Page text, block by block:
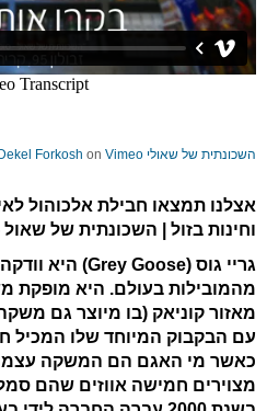
השכונתית של שאולי Forkosh on Vimeo
אצלנו תמצאו חבילת אלכוהול
וחינות בזול | השכונתית של
גריי גוס (Grey Goose) היא
מהמובילות בעולם. היא מופקת מ
מאזור קוניאק (בו מיוצר גם
עם הבקבוק המיוחד שלו המכיל
כאשר מי האגם הם המשקה
מצוירים חמישה אווזים שהם